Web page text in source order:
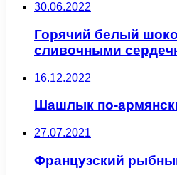
30.06.2022
Горячий белый
сливочными
16.12.2022
Шашлык по-
27.07.2021
Французский